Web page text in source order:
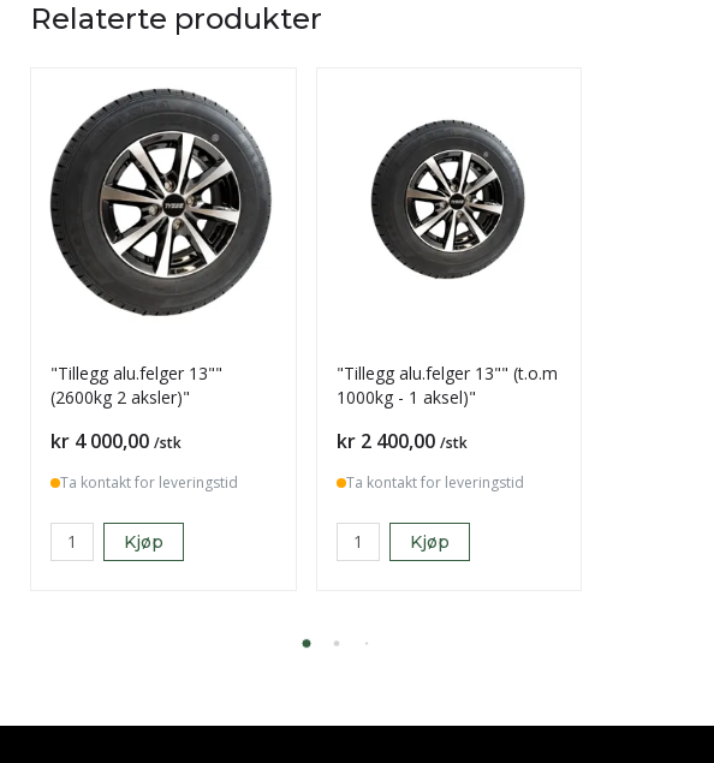
Relaterte produkter
"Tillegg alu.felger 13""
(2600kg 2 aksler)"
Pris
kr 4 000,00 /stk
Ta kontakt for leveringstid
Kjøp
"Tillegg alu.felger 13"" (t.o.m
1000kg - 1 aksel)"
Pris
kr 2 400,00 /stk
Ta kontakt for leveringstid
Kjøp